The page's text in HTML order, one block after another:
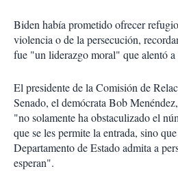
Biden había prometido ofrecer
violencia o de la persecución,
fue "un liderazgo moral" que alentó a
El presidente de la Comisión de
Senado, el demócrata Bob
"no solamente ha obstaculizado el
que se les permite la entrada, sino
Departamento de Estado admita a
esperan".